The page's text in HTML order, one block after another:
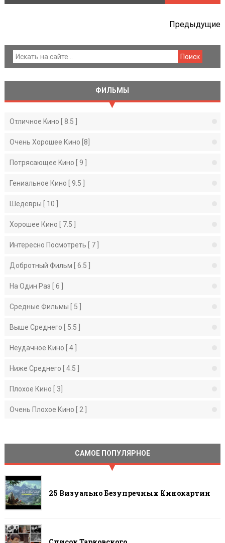
Предыдущие
ФИЛЬМЫ
Отличное Kино [ 8.5 ]
Очень Хорошее Кино [8]
Потрясающее Kино [ 9 ]
Гениальное Кино [ 9.5 ]
Шедевры [ 10 ]
Хорошее Кино [ 7.5 ]
Интересно Посмотреть [ 7 ]
Добротный Фильм [ 6.5 ]
На Один Раз [ 6 ]
Средные Фильмы [ 5 ]
Выше Среднего [ 5.5 ]
Неудачное Кино [ 4 ]
Ниже Среднего [ 4.5 ]
Плохое Кино [ 3]
Очень Плохое Кино [ 2 ]
САМОЕ ПОПУЛЯРНОЕ
25 Визуально Безупречных Кинокартин